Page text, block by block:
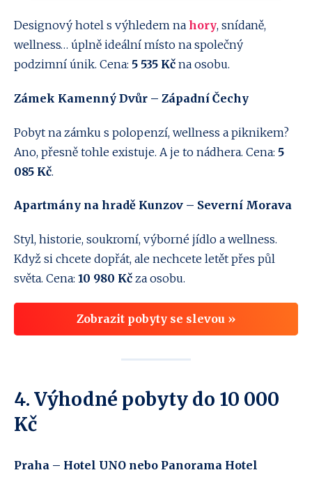
Designový hotel s výhledem na hory, snídaně,
wellness… úplně ideální místo na společný
podzimní únik. Cena: 5 535 Kč na osobu.
Zámek Kamenný Dvůr – Západní Čechy
Pobyt na zámku s polopenzí, wellness a piknikem?
Ano, přesně tohle existuje. A je to nádhera. Cena: 5
085 Kč.
Apartmány na hradě Kunzov – Severní Morava
Styl, historie, soukromí, výborné jídlo a wellness.
Když si chcete dopřát, ale nechcete letět přes půl
světa. Cena: 10 980 Kč za osobu.
Zobrazit pobyty se slevou »
4. Výhodné pobyty do 10 000
Kč
Praha – Hotel UNO nebo Panorama Hotel